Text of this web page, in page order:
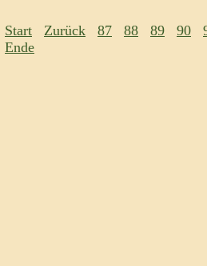
Start Zurück 87 88 89 90
Ende